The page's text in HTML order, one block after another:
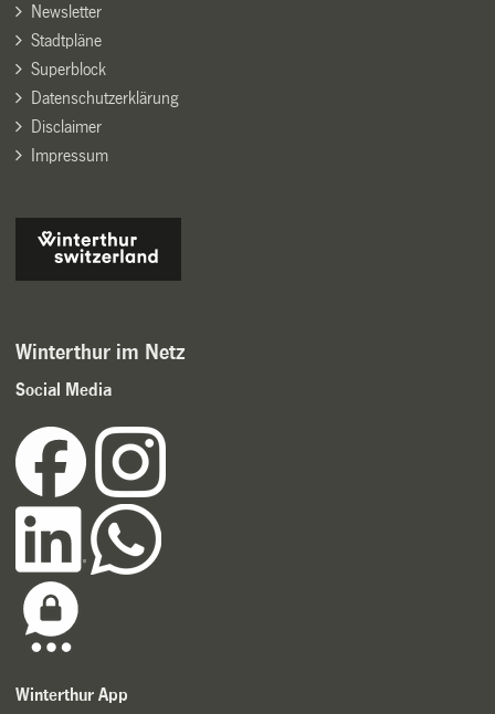
Newsletter
Stadtpläne
Superblock
Datenschutzerklärung
Disclaimer
Impressum
Winterthur im Netz
Social Media
Winterthur App